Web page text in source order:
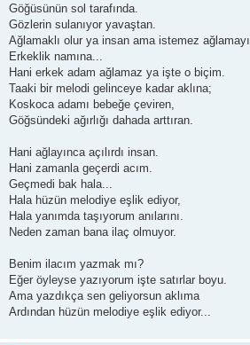
Göğüsünün sol tarafında.
Gözlerin sulanıyor yavaştan.
Ağlamaklı olur ya insan ama istemez ağlamayı,
Erkeklik namına...
Hani erkek adam ağlamaz ya işte o biçim.
Taaki bir melodi gelinceye kadar aklına;
Koskoca adamı bebeğe çeviren,
Göğsündeki ağırlığı dahada arttıran.
Hani ağlayınca açılırdı insan.
Hani zamanla geçerdi acım.
Geçmedi bak hala...
Hala hüzün melodiye eşlik ediyor,
Hala yanımda taşıyorum anılarını.
Neden zaman bana ilaç olmuyor.
Benim ilacım yazmak mı?
Eğer öyleyse yazıyorum işte satırlar boyu.
Ama yazdıkça sen geliyorsun aklıma
Ardından hüzün melodiye eşlik ediyor...